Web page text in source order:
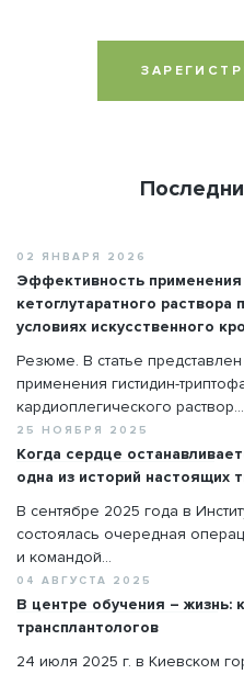
02 ЯНВАРЯ 2026
Эффективность применения
кетоглутаратного раствора
условиях искусственного
Резюме. В статье
применения гистидин-
кардиоплегического раствор...
25 НОЯБРЯ 2025
Когда сердце
одна из историй настоящих
В сентябре 2025 года в
состоялась очередная
и командой...
04 АВГУСТА 2025
В центре обучения – жизнь:
трансплантологов
24 июля 2025 г. в Киевском